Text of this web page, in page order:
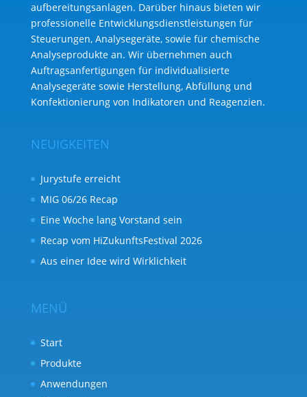
aufbereitungs­anlagen. Darüber hinaus bieten wir
professionelle Entwicklungs­dienst­leistungen für
Steuerungen, Analysegeräte, sowie für chemische
Analyse­produkte an. Wir übernehmen auch
Auftragsanfertigungen für individualisierte
Analysegeräte sowie Herstellung, Abfüllung und
Konfektionierung von Indikatoren und Reagenzien.
NEUIGKEITEN
Jurystufe erreicht
MIG 06/26 Recap
Eine Woche lang Vorstand sein
Recap vom HiZukunftsFestival 2026
Aus einer Idee wird Wirklichkeit
MENÜ
Start
Produkte
Anwendungen